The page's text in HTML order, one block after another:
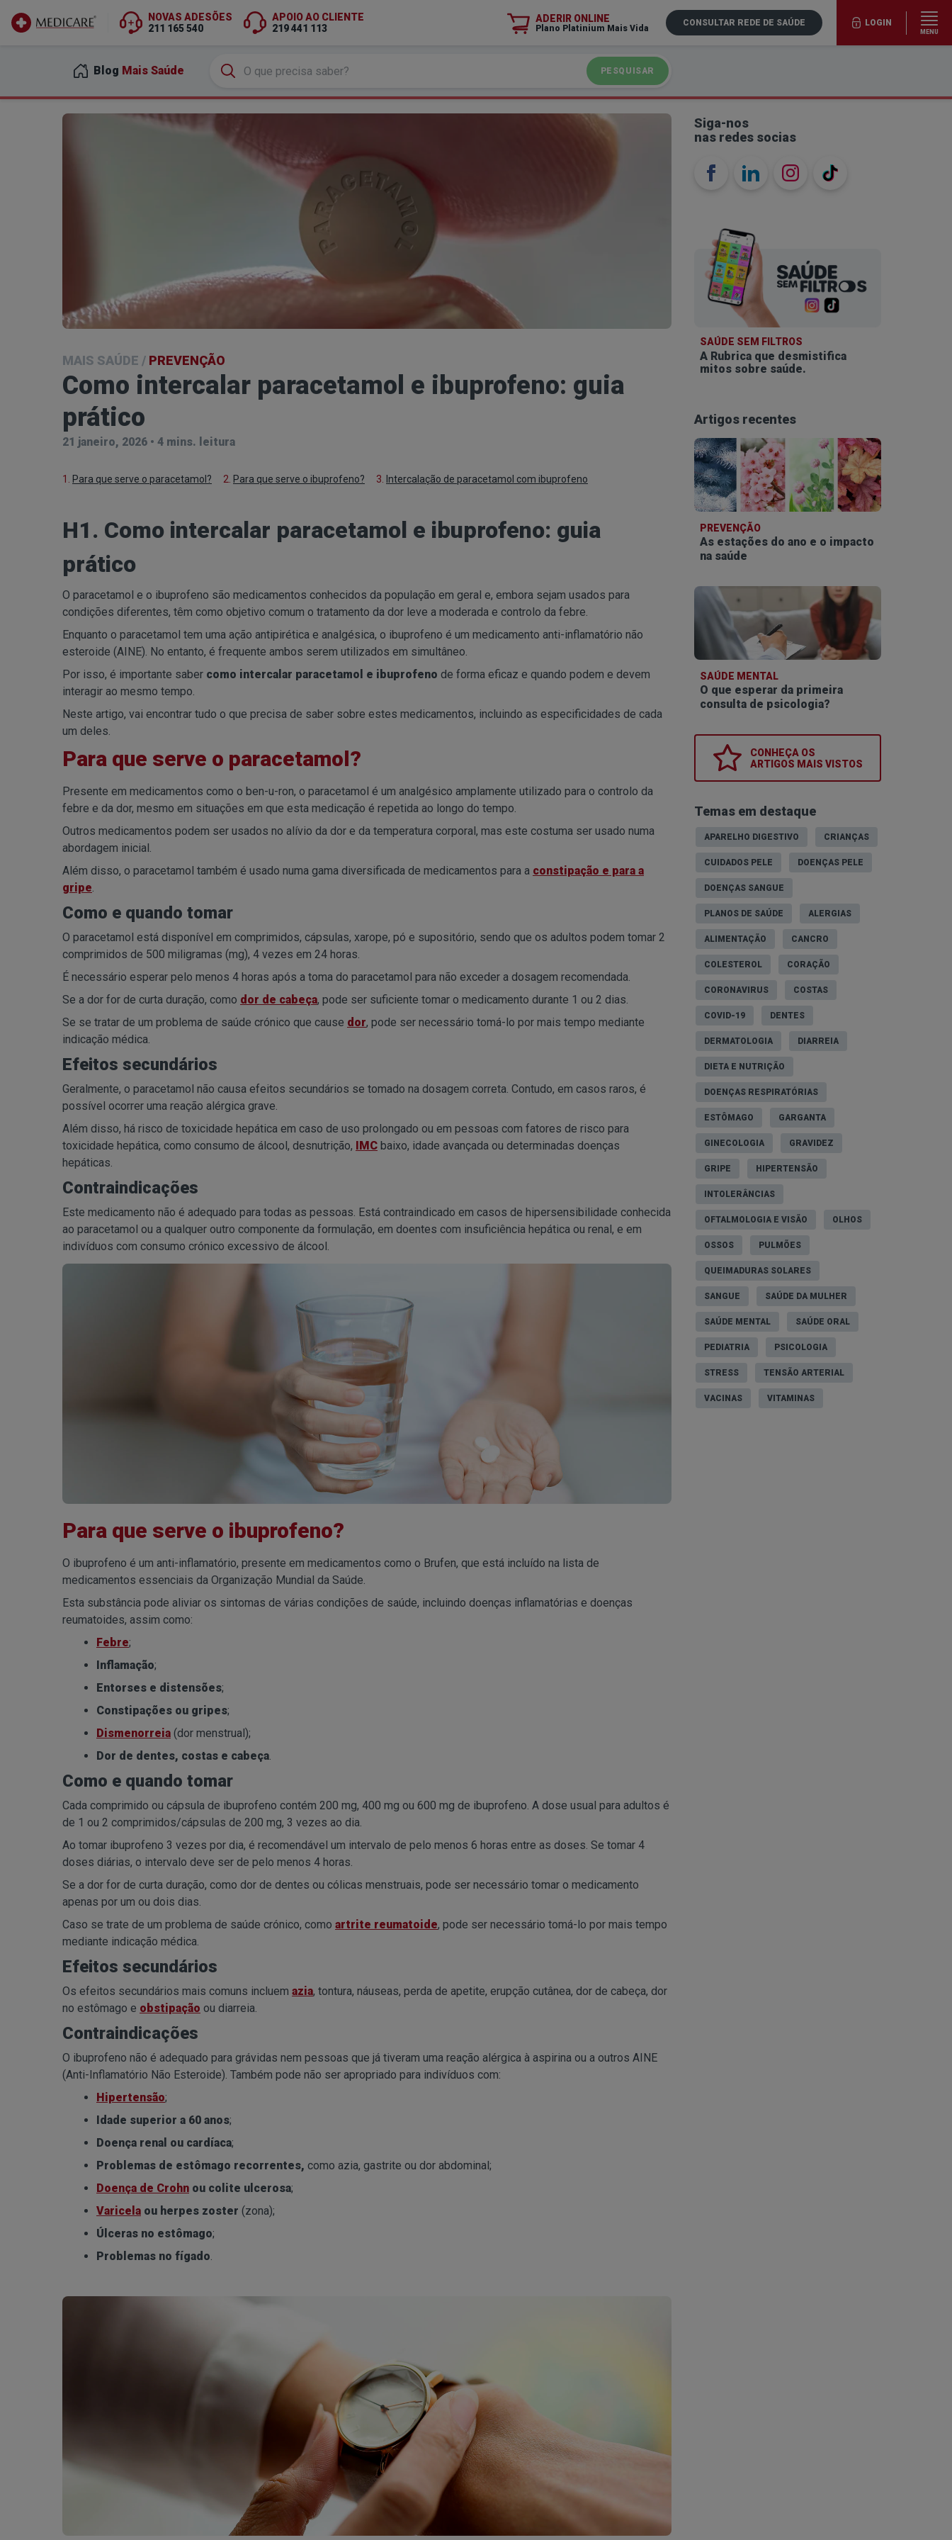
NOVAS ADESÕES
211 165 540
APOIO AO CLIENTE
219 441 113
ADERIR ONLINE
Plano Platinium Mais Vida
CONSULTAR REDE DE SAÚDE LOGIN
MENU
Blog Mais Saúde PESQUISAR
MAIS SAÚDE / PREVENÇÃO
Como intercalar paracetamol e ibuprofeno: guia
prático
21 janeiro, 2026 • 4 mins. leitura
1. Para que serve o paracetamol? 2. Para que serve o ibuprofeno? 3. Intercalação de paracetamol com ibuprofeno
H1. Como intercalar paracetamol e ibuprofeno: guia
prático
O paracetamol e o ibuprofeno são medicamentos conhecidos da população em geral e, embora sejam usados para
condições diferentes, têm como objetivo comum o tratamento da dor leve a moderada e controlo da febre.
Enquanto o paracetamol tem uma ação antipirética e analgésica, o ibuprofeno é um medicamento anti-inflamatório não
esteroide (AINE). No entanto, é frequente ambos serem utilizados em simultâneo.
Por isso, é importante saber como intercalar paracetamol e ibuprofeno de forma eficaz e quando podem e devem
interagir ao mesmo tempo.
Neste artigo, vai encontrar tudo o que precisa de saber sobre estes medicamentos, incluindo as especificidades de cada
um deles.
Para que serve o paracetamol?
Presente em medicamentos como o ben-u-ron, o paracetamol é um analgésico amplamente utilizado para o controlo da
febre e da dor, mesmo em situações em que esta medicação é repetida ao longo do tempo.
Outros medicamentos podem ser usados no alívio da dor e da temperatura corporal, mas este costuma ser usado numa
abordagem inicial.
Além disso, o paracetamol também é usado numa gama diversificada de medicamentos para a constipação e para a
gripe.
Como e quando tomar
O paracetamol está disponível em comprimidos, cápsulas, xarope, pó e supositório, sendo que os adultos podem tomar 2
comprimidos de 500 miligramas (mg), 4 vezes em 24 horas.
É necessário esperar pelo menos 4 horas após a toma do paracetamol para não exceder a dosagem recomendada.
Se a dor for de curta duração, como dor de cabeça, pode ser suficiente tomar o medicamento durante 1 ou 2 dias.
Se se tratar de um problema de saúde crónico que cause dor, pode ser necessário tomá-lo por mais tempo mediante
indicação médica.
Efeitos secundários
Geralmente, o paracetamol não causa efeitos secundários se tomado na dosagem correta. Contudo, em casos raros, é
possível ocorrer uma reação alérgica grave.
Além disso, há risco de toxicidade hepática em caso de uso prolongado ou em pessoas com fatores de risco para
toxicidade hepática, como consumo de álcool, desnutrição,
IMC baixo, idade avançada ou determinadas doenças
hepáticas.
Contraindicações
Este medicamento não é adequado para todas as pessoas. Está contraindicado em casos de hipersensibilidade conhecida
ao paracetamol ou a qualquer outro componente da formulação, em doentes com insuficiência hepática ou renal, e em
indivíduos com consumo crónico excessivo de álcool.
Para que serve o ibuprofeno?
O ibuprofeno é um anti-inflamatório, presente em medicamentos como o Brufen, que está incluído na lista de
medicamentos essenciais da Organização Mundial da Saúde.
Esta substância pode aliviar os sintomas de várias condições de saúde, incluindo doenças inflamatórias e doenças
reumatoides, assim como:
Febre;
Inflamação;
Entorses e distensões;
Constipações ou gripes;
Dismenorreia (dor menstrual);
Dor de dentes, costas e cabeça.
Como e quando tomar
Cada comprimido ou cápsula de ibuprofeno contém 200 mg, 400 mg ou 600 mg de ibuprofeno. A dose usual para adultos é
de 1 ou 2 comprimidos/cápsulas de 200 mg, 3 vezes ao dia.
Ao tomar ibuprofeno 3 vezes por dia, é recomendável um intervalo de pelo menos 6 horas entre as doses. Se tomar 4
doses diárias, o intervalo deve ser de pelo menos 4 horas.
Se a dor for de curta duração, como dor de dentes ou cólicas menstruais, pode ser necessário tomar o medicamento
apenas por um ou dois dias.
Caso se trate de um problema de saúde crónico, como artrite reumatoide, pode ser necessário tomá-lo por mais tempo
mediante indicação médica.
Efeitos secundários
Os efeitos secundários mais comuns incluem azia, tontura, náuseas, perda de apetite, erupção cutânea, dor de cabeça, dor
no estômago e obstipação ou diarreia.
Contraindicações
O ibuprofeno não é adequado para grávidas nem pessoas que já tiveram uma reação alérgica à aspirina ou a outros AINE
(Anti-Inflamatório Não Esteroide). Também pode não ser apropriado para indivíduos com:
Hipertensão;
Idade superior a 60 anos;
Doença renal ou cardíaca;
Problemas de estômago recorrentes, como azia, gastrite ou dor abdominal;
Doença de Crohn ou colite ulcerosa;
Varicela ou herpes zoster (zona);
Úlceras no estômago;
Problemas no fígado.
Siga-nos
nas redes socias
SAÚDE SEM FILTROS
A Rubrica que desmistifica
mitos sobre saúde.
Artigos recentes
PREVENÇÃO
As estações do ano e o impacto
na saúde
SAÚDE MENTAL
O que esperar da primeira
consulta de psicologia?
CONHEÇA OS
ARTIGOS MAIS VISTOS
Temas em destaque
APARELHO DIGESTIVO CRIANÇAS
CUIDADOS PELE DOENÇAS PELE
DOENÇAS SANGUE
PLANOS DE SAÚDE ALERGIAS
ALIMENTAÇÃO CANCRO
COLESTEROL CORAÇÃO
CORONAVIRUS COSTAS
COVID-19 DENTES
DERMATOLOGIA DIARREIA
DIETA E NUTRIÇÃO
DOENÇAS RESPIRATÓRIAS
ESTÔMAGO GARGANTA
GINECOLOGIA GRAVIDEZ
GRIPE HIPERTENSÃO
INTOLERÂNCIAS
OFTALMOLOGIA E VISÃO OLHOS
OSSOS PULMÕES
QUEIMADURAS SOLARES
SANGUE SAÚDE DA MULHER
SAÚDE MENTAL SAÚDE ORAL
PEDIATRIA PSICOLOGIA
STRESS TENSÃO ARTERIAL
VACINAS VITAMINAS